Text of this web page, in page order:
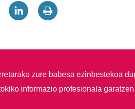
zure babesa ezinbestekoa
informazio profesionala garatzen